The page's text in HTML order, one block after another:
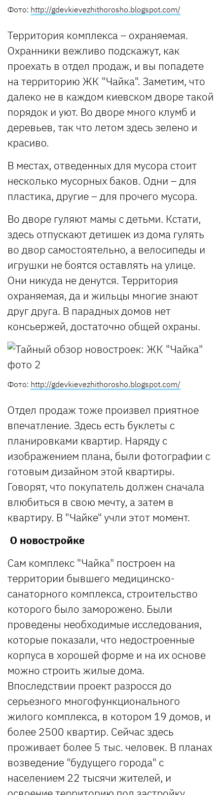
Фото: http://gdevkievezhithorosho.blogspot.com/
Территория комплекса – охраняемая.
Охранники вежливо подскажут, как
проехать в отдел продаж, и вы попадете
на территорию ЖК "Чайка". Заметим, что
далеко не в каждом киевском дворе такой
порядок и уют. Во дворе много клумб и
деревьев, так что летом здесь зелено и
красиво.
В местах, отведенных для мусора стоит
несколько мусорных баков. Одни – для
пластика, другие – для прочего мусора.
Во дворе гуляют мамы с детьми. Кстати,
здесь отпускают детишек из дома гулять
во двор самостоятельно, а велосипеды и
игрушки не боятся оставлять на улице.
Они никуда не денутся. Территория
охраняемая, да и жильцы многие знают
друг друга. В парадных домов нет
консьержей, достаточно общей охраны.
Фото: http://gdevkievezhithorosho.blogspot.com/
Отдел продаж тоже произвел приятное
впечатление. Здесь есть буклеты с
планировками квартир. Наряду с
изображением плана, были фотографии с
готовым дизайном этой квартиры.
Говорят, что покупатель должен сначала
влюбиться в свою мечту, а затем в
квартиру. В "Чайке" учли этот момент.
О новостройке
Сам комплекс "Чайка" построен на
территории бывшего медицинско-
санаторного комплекса, строительство
которого было заморожено. Были
проведены необходимые исследования,
которые показали, что недостроенные
корпуса в хорошей форме и на их основе
можно строить жилые дома.
Впоследствии проект разросся до
серьезного многофункционального
жилого комплекса, в котором 19 домов, и
более 2500 квартир. Сейчас здесь
проживает более 5 тыс. человек. В планах
возведение "будущего города" с
населением 22 тысячи жителей, и